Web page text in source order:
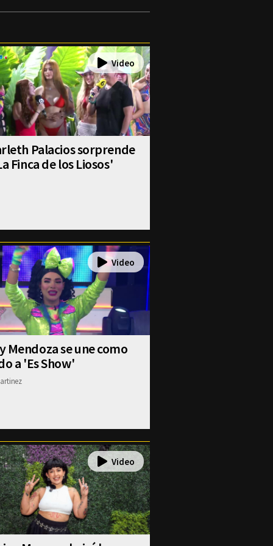
Palacios sorprende
Finca de los Liosos'
Mendoza se une como
a 'Es Show'